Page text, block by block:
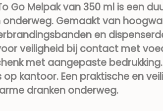
Go Melpak van 350 ml is een
Gemaakt van
en
veiligheid bij contact met
met aangepaste
kantoor. Een praktische en
dranken onderweg.